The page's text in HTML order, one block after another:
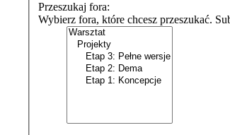
Przeszukaj fora:
Wybierz fora, które chcesz przeszukać.